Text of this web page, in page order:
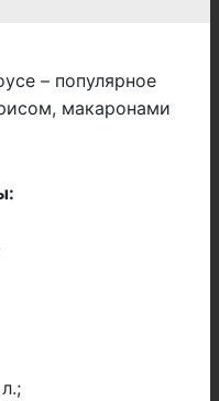
– популярное
макаронами